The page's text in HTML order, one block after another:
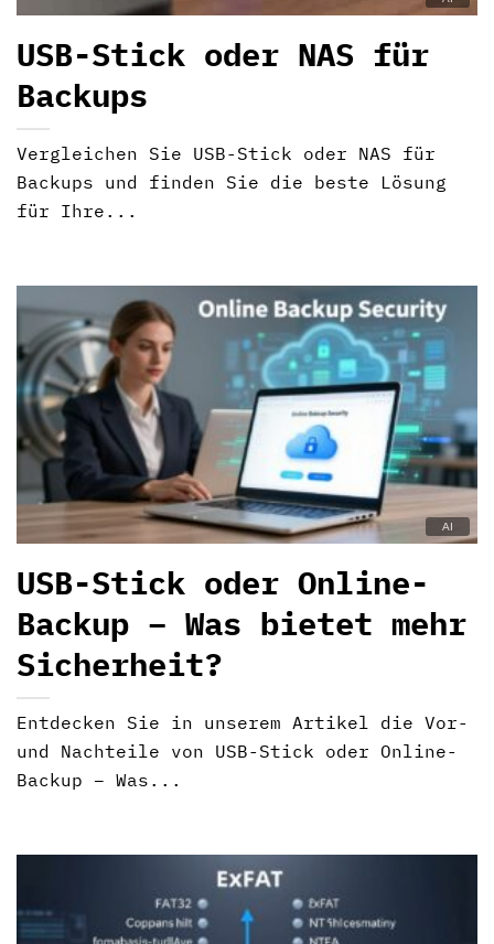
USB-Stick oder NAS für
Backups
Vergleichen Sie USB-Stick oder NAS für
Backups und finden Sie die beste Lösung
für Ihre...
USB-Stick oder Online-
Backup – Was bietet mehr
Sicherheit?
Entdecken Sie in unserem Artikel die Vor-
und Nachteile von USB-Stick oder Online-
Backup – Was...